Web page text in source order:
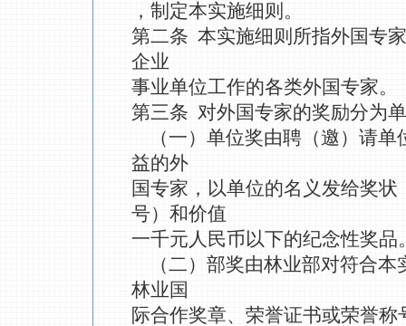
，制定本实施细则。
第二条 本实施细则所指外国专
企业
事业单位工作的各类外国专家。
第三条 对外国专家的奖励分为
（一）单位奖由聘（邀）请单
益的外
国专家，以单位的名义发给奖
号）和价值
一千元人民币以下的纪念性奖品
（二）部奖由林业部对符合本
林业国
际合作奖章、荣誉证书或荣誉